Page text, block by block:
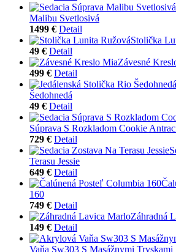
Malibu Svetlosivá
1499 € Detail
Stolička
49 € Detail
Závesné
499 € Detail
Šedohnedá
49 € Detail
Súprava S Rozkladom Cookie
729 € Detail
Terasu Jessie
649 € Detail
160
749 € Detail
Záhradná
149 € Detail
Vaňa Sw303 S Masážnymi Tryskami